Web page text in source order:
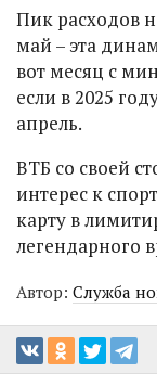
Пик расходов
май – эта
вот месяц с
если в 2025
апрель.
ВТБ со своей
интерес к
карту в
легендарного
Автор: Служба